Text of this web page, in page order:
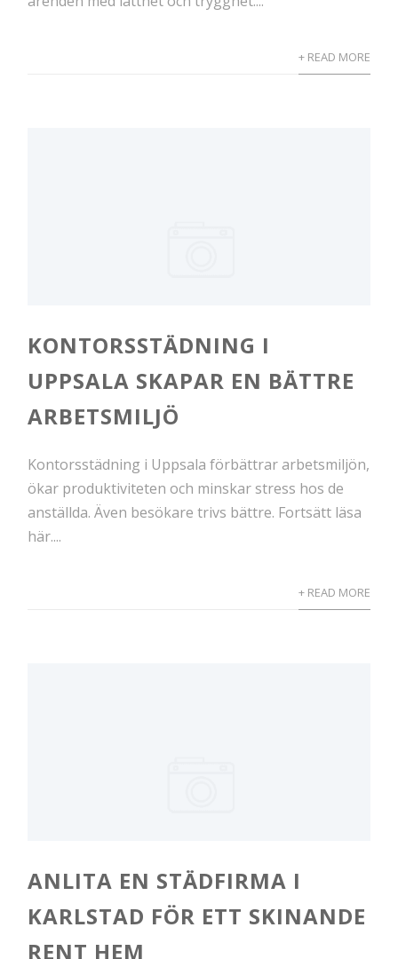
+ READ MORE
KONTORSSTÄDNING I
UPPSALA SKAPAR EN BÄTTRE
ARBETSMILJÖ
Kontorsstädning i Uppsala förbättrar arbetsmiljön,
ökar produktiviteten och minskar stress hos de
anställda. Även besökare trivs bättre. Fortsätt läsa
här....
+ READ MORE
ANLITA EN STÄDFIRMA I
KARLSTAD FÖR ETT SKINANDE
RENT HEM